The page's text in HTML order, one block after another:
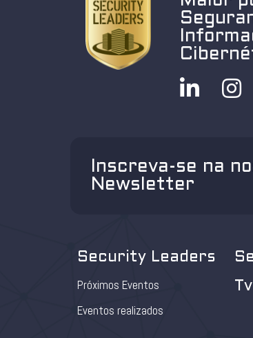
Inscreva-se na
Newsletter
Security Leaders
Próximos Eventos
Eventos realizados